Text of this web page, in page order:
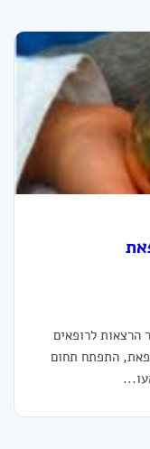
הרצאות לרופאים
התפתח תחום